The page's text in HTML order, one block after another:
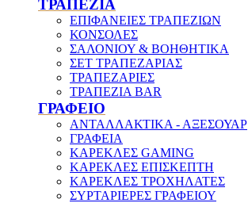
ΤΡΑΠΕΖΙΑ
ΕΠΙΦΑΝΕΙΕΣ ΤΡΑΠΕΖΙΩΝ
ΚΟΝΣΟΛΕΣ
ΣΑΛΟΝΙΟΥ & ΒΟΗΘΗΤΙΚΑ
ΣΕΤ ΤΡΑΠΕΖΑΡΙΑΣ
ΤΡΑΠΕΖΑΡΙΕΣ
ΤΡΑΠΕΖΙΑ BAR
ΓΡΑΦΕΙΟ
ΑΝΤΑΛΛΑΚΤΙΚΑ - ΑΞΕΣΟΥΑΡ
ΓΡΑΦΕΙΑ
ΚΑΡΕΚΛΕΣ GAMING
ΚΑΡΕΚΛΕΣ ΕΠΙΣΚΕΠΤΗ
ΚΑΡΕΚΛΕΣ ΤΡΟΧΗΛΑΤΕΣ
ΣΥΡΤΑΡΙΕΡΕΣ ΓΡΑΦΕΙΟΥ